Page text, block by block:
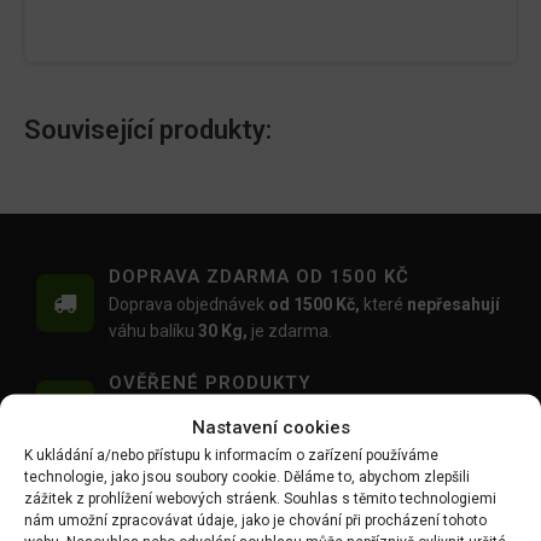
Nastavení cookies
K ukládání a/nebo přístupu k informacím o zařízení používáme
technologie, jako jsou soubory cookie. Děláme to, abychom zlepšili
zážitek z prohlížení webových stráenk. Souhlas s těmito technologiemi
nám umožní zpracovávat údaje, jako je chování při procházení tohoto
Související produkty:
DOPRAVA ZDARMA OD 1500 KČ
Doprava objednávek od 1500 Kč, které nepřesahují
váhu balíku 30 Kg, je zdarma.
OVĚŘENÉ PRODUKTY
realizacích zahrad.
MOŽNOST OSOBNÍHO ODBĚRU
Objednávku si můžete i vyzvednout zdarma na